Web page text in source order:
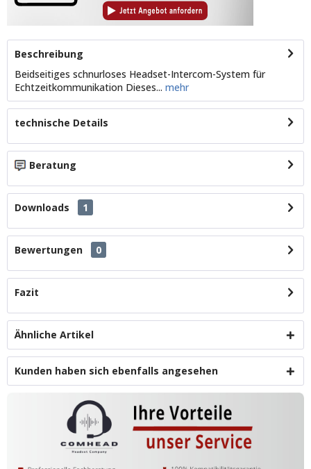
Beschreibung
Beidseitiges schnurloses Headset-Intercom-System für
Echtzeitkommunikation Dieses... mehr
technische Details
Beratung
Downloads 1
Bewertungen 0
Fazit
Ähnliche Artikel
Kunden haben sich ebenfalls angesehen